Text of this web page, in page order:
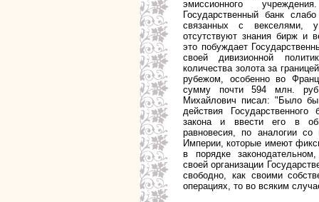
эмиссионного
Государственный банк
связанных с векселями, у
отсутствуют знания бирж и
это побуждает
своей дивизионной
количества золота за
рубежом, особенно во
сумму почти 594 млн.
Михайлович писал: "Было бы
действия
закона и ввести его в
равновесия, по аналогии
Империи, которые имеют
в порядке
своей организации
свободно, как своими
операциях, то во всяким